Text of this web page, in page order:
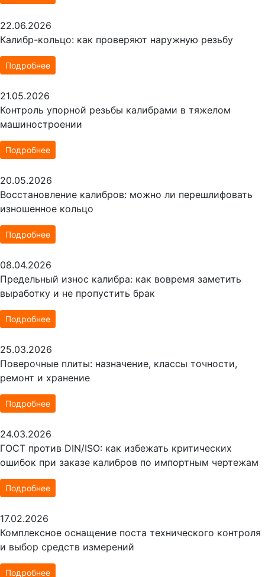
22.06.2026
Калибр-кольцо: как проверяют наружную резьбу
Подробнее
21.05.2026
Контроль упорной резьбы калибрами в тяжелом
машиностроении
Подробнее
20.05.2026
Восстановление калибров: можно ли перешлифовать
изношенное кольцо
Подробнее
08.04.2026
Предельный износ калибра: как вовремя заметить
выработку и не пропустить брак
Подробнее
25.03.2026
Поверочные плиты: назначение, классы точности,
ремонт и хранение
Подробнее
24.03.2026
ГОСТ против DIN/ISO: как избежать критических
ошибок при заказе калибров по импортным чертежам
Подробнее
17.02.2026
Комплексное оснащение поста технического контроля
и выбор средств измерений
Подробнее